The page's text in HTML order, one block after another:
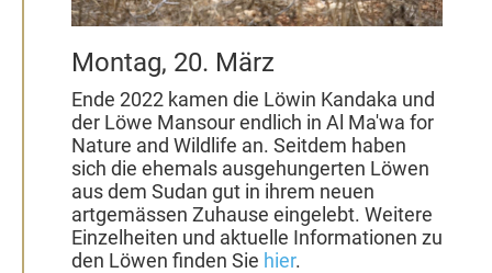
Montag, 20. März
Ende 2022 kamen die Löwin Kandaka und
der Löwe Mansour endlich in Al Ma'wa for
Nature and Wildlife an. Seitdem haben
sich die ehemals ausgehungerten Löwen
aus dem Sudan gut in ihrem neuen
artgemässen Zuhause eingelebt. Weitere
Einzelheiten und aktuelle Informationen zu
den Löwen finden Sie hier.